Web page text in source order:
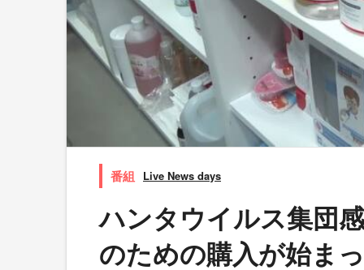
Live News days
ハンタウイルス集団
のための購入が始ま